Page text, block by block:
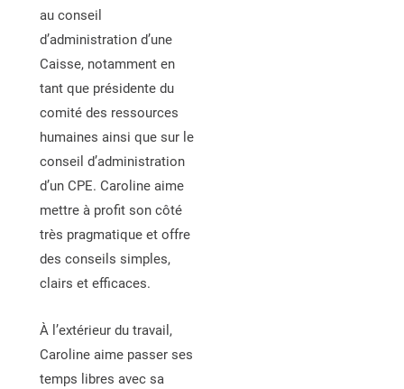
au conseil
d’administration d’une
Caisse, notamment en
tant que présidente du
comité des ressources
humaines ainsi que sur le
conseil d’administration
d’un CPE. Caroline aime
mettre à profit son côté
très pragmatique et offre
des conseils simples,
clairs et efficaces.
À l’extérieur du travail,
Caroline aime passer ses
temps libres avec sa